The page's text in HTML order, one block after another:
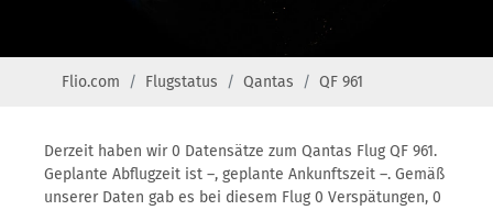
Flio.com Flugstatus Qantas QF 961
Derzeit haben wir 0 Datensätze zum Qantas Flug QF 961.
Geplante Abflugzeit ist –, geplante Ankunftszeit –. Gemäß
unserer Daten gab es bei diesem Flug 0 Verspätungen, 0